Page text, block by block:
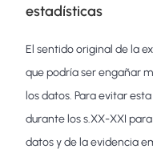
estadísticas
El sentido original de la
que podría ser engañar
los datos. Para evitar
durante los s.XX-XXI
datos y de la evidencia